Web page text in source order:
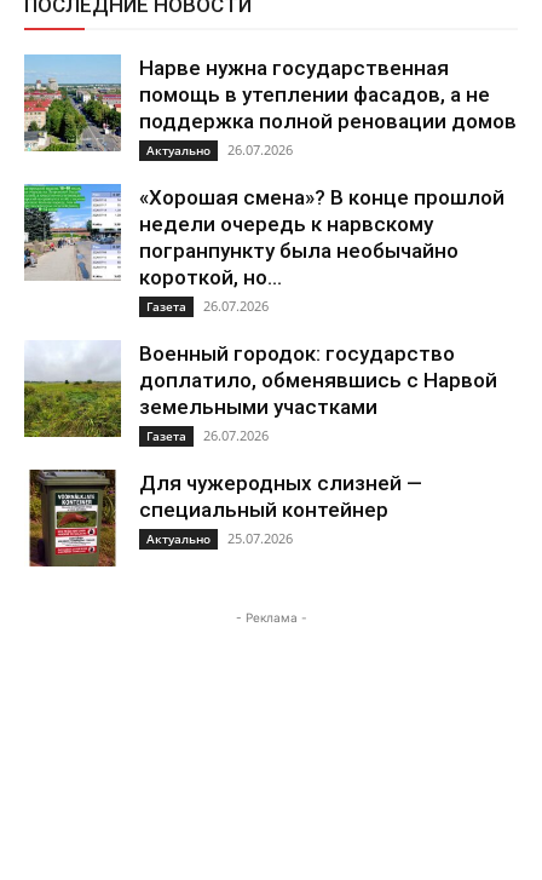
ПОСЛЕДНИЕ НОВОСТИ
Нарве нужна государственная
помощь в утеплении фасадов, а не
поддержка полной реновации домов
Актуально 26.07.2026
«Хорошая смена»? В конце прошлой
недели очередь к нарвскому
погранпункту была необычайно
короткой, но...
Газета 26.07.2026
Военный городок: государство
доплатило, обменявшись с Нарвой
земельными участками
Газета 26.07.2026
Для чужеродных слизней —
специальный контейнер
Актуально 25.07.2026
- Реклама -